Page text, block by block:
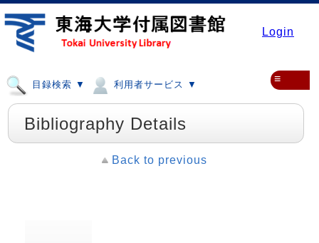
Login
目録検索 ▼ 利用者サービス ▼ ≡
Bibliography Details
Back to previous